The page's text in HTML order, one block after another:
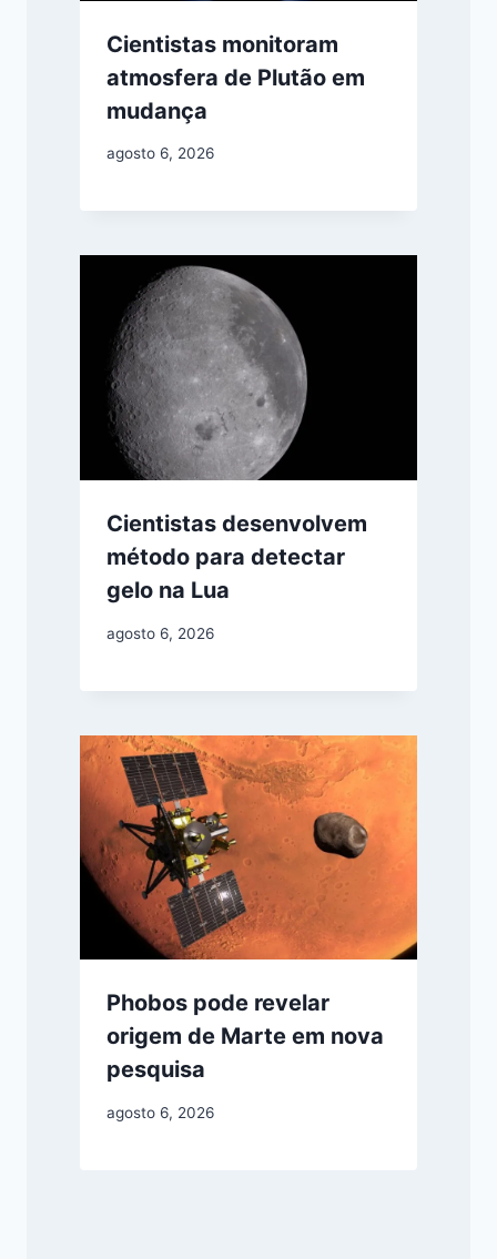
Cientistas monitoram
atmosfera de Plutão em
mudança
agosto 6, 2026
Cientistas desenvolvem
método para detectar
gelo na Lua
agosto 6, 2026
Phobos pode revelar
origem de Marte em nova
pesquisa
agosto 6, 2026